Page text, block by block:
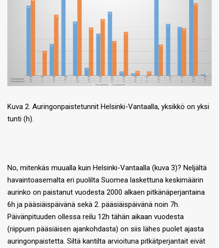
Kuva 2. Auringonpaistetunnit Helsinki-Vantaalla, yksikkö on yksi
tunti (h).
No, mitenkäs muualla kuin Helsinki-Vantaalla (kuva 3)? Neljältä
havaintoasemalta eri puolilta Suomea laskettuna keskimäärin
aurinko on paistanut vuodesta 2000 alkaen pitkänäperjantaina
6h ja pääsiäispäivänä sekä 2. pääsiäispäivänä noin 7h.
Päivänpituuden ollessa reilu 12h tähän aikaan vuodesta
(riippuen pääsiäisen ajankohdasta) on siis lähes puolet ajasta
auringonpaistetta. Siltä kantilta arvioituna pitkätperjantait eivät